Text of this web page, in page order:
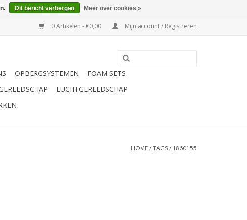
0 Artikelen - €0,00 Mijn account / Registreren
OPBERGSYSTEMEN
FOAM SETS
LUCHTGEREEDSCHAP
HOME/TAGS/ 1860155
Dit bericht verbergen Meer over cookies »